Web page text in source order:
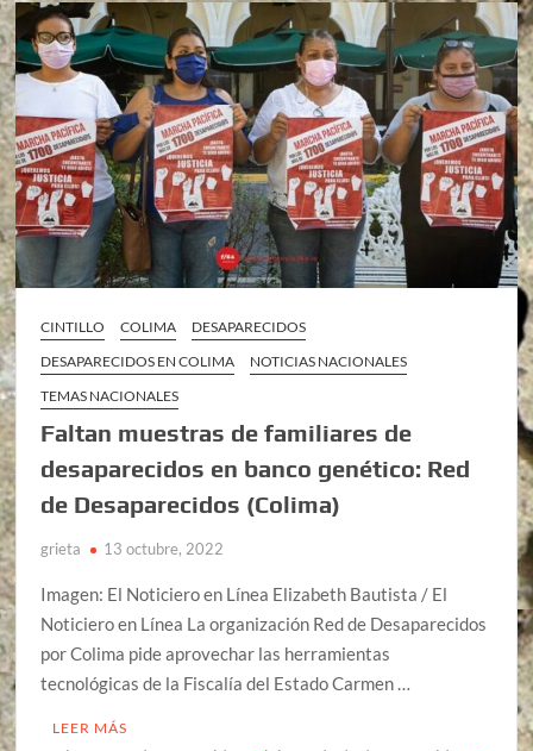
CINTILLO COLIMA
DESAPARECIDOS
DESAPARECIDOS EN COLIMA
NOTICIAS NACIONALES
TEMAS NACIONALES
Faltan muestras de familiares de
desaparecidos en banco genético: Red
de Desaparecidos (Colima)
grieta 13 octubre, 2022
Imagen: El Noticiero en Línea Elizabeth Bautista / El
Noticiero en Línea La organización Red de Desaparecidos
por Colima pide aprovechar las herramientas
tecnológicas de la Fiscalía del Estado Carmen …
LEER MÁS